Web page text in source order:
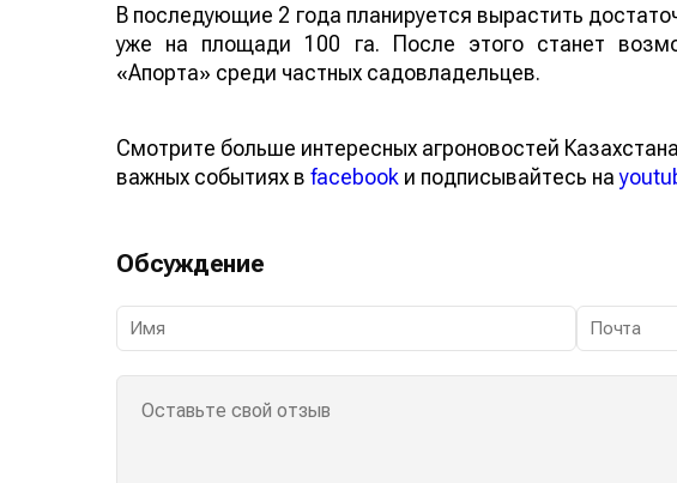
В последующие 2 года планируется вырастить
уже на площади 100 га. После этого станет
«Апорта» среди частных садовладельцев.
Смотрите больше интересных агроновостей
важных событиях в facebook и подписывайтесь на
Обсуждение